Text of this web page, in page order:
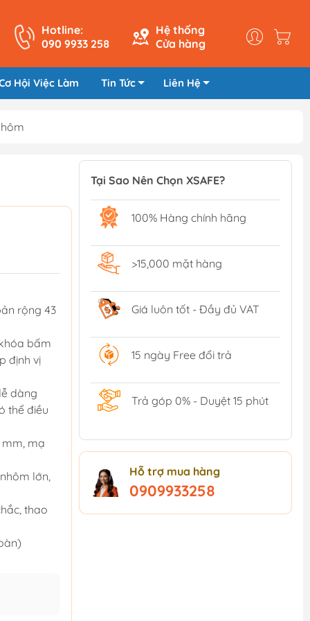
Hotline:
090 9933 258
Hệ thống
Cửa hàng
Hội Việc Làm Tin Tức Liên Hệ
rộng 43
bấm
định vị
dàng
thể điều
mạ
lớn,
thao
Tại Sao Nên Chọn XSAFE?
100% Hàng chính hãng
>15,000 mặt hàng
Giá luôn tốt - Đầy đủ VAT
15 ngày Free đổi trả
Trả góp 0% - Duyệt 15 phút
Hỗ trợ mua hàng
0909933258